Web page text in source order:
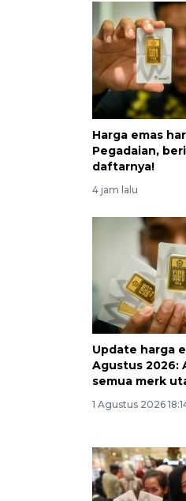
Harga emas
Pegadaian,
daftarnya!
4 jam lalu
Update harga
Agustus 2026:
semua merk
1 Agustus 2026